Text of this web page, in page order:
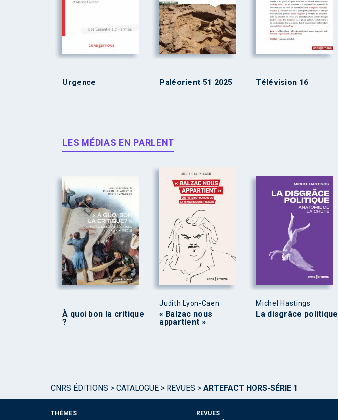
Urgence Paléorient 51 2025 Télévision 16
LES MÉDIAS EN PARLENT
À quoi bon la critique
?
Judith Lyon-Caen
« Balzac nous
appartient »
Michel Hastings
La disgrâce politique
CNRS ÉDITIONS > CATALOGUE > REVUES > ARTEFACT HORS-SÉRIE 1
THÈMES
REVUES